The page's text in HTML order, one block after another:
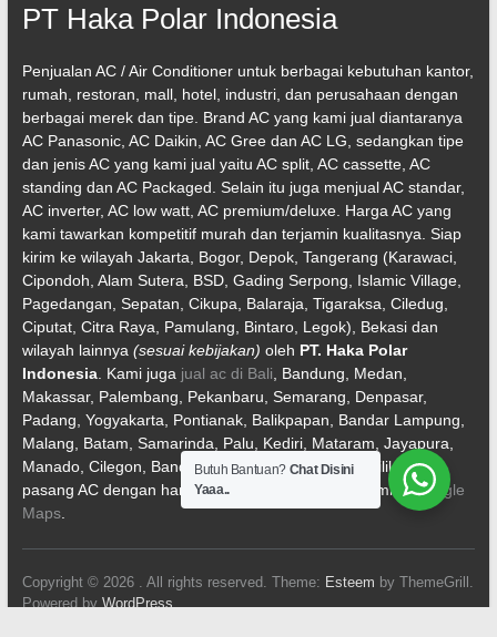
PT Haka Polar Indonesia
Penjualan AC / Air Conditioner untuk berbagai kebutuhan kantor,
rumah, restoran, mall, hotel, industri, dan perusahaan dengan
berbagai merek dan tipe. Brand AC yang kami jual diantaranya
AC Panasonic, AC Daikin, AC Gree dan AC LG, sedangkan tipe
dan jenis AC yang kami jual yaitu AC split, AC cassette, AC
standing dan AC Packaged. Selain itu juga menjual AC standar,
AC inverter, AC low watt, AC premium/deluxe. Harga AC yang
kami tawarkan kompetitif murah dan terjamin kualitasnya. Siap
kirim ke wilayah Jakarta, Bogor, Depok, Tangerang (Karawaci,
Cipondoh, Alam Sutera, BSD, Gading Serpong, Islamic Village,
Pagedangan, Sepatan, Cikupa, Balaraja, Tigaraksa, Ciledug,
Ciputat, Citra Raya, Pamulang, Bintaro, Legok), Bekasi dan
wilayah lainnya (sesuai kebijakan) oleh PT. Haka Polar
Indonesia. Kami juga jual ac di Bali , Bandung, Medan,
Makassar, Palembang, Pekanbaru, Semarang, Denpasar,
Padang, Yogyakarta, Pontianak, Balikpapan, Bandar Lampung,
Malang, Batam, Samarinda, Palu, Kediri, Mataram, Jayapura,
Manado, Cilegon, Banda Aceh, dll. Kami juga memiliki jasa
pasang AC dengan harga kompetitif. Cek lokasi kami diGoogle
Maps.
Copyright © 2026 . All rights reserved. Theme: Esteem by ThemeGrill.
Powered by WordPress
Butuh Bantuan? Chat Disini
Yaaa..